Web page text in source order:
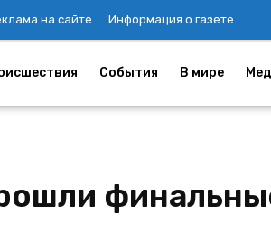
на сайте Информация о газете
События В мире